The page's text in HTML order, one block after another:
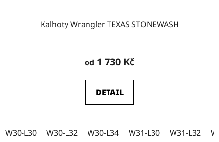
Kalhoty Wrangler TEXAS STONEWASH
hodnocení
je
5,0
hvězdiček.
od 1 730 Kč
DETAIL
W30-L30 W30-L32 W30-L34 W31-L30 W31-L32